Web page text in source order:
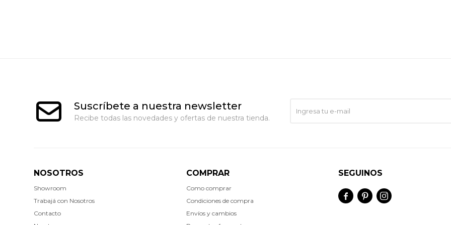
Suscríbete a nuestra newsletter
Recibe todas las novedades y ofertas de nuestra tienda.
NOSOTROS
Showroom
Trabajá con Nosotros
Contacto
COMPRAR
Como comprar
Condiciones de compra
Envíos y cambios
SEGUINOS
  